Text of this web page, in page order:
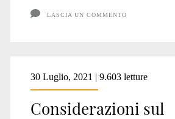
LASCIA UN COMMENTO
30 Luglio, 2021 | 9.603 letture
Considerazioni sul